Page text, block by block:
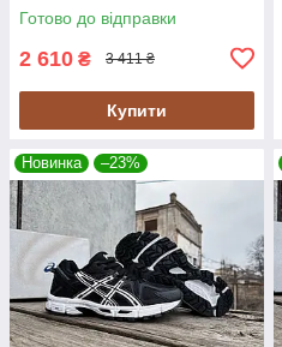
Готово до відправки
2 610 ₴ 3 411 ₴
Купити
Новинка –23%